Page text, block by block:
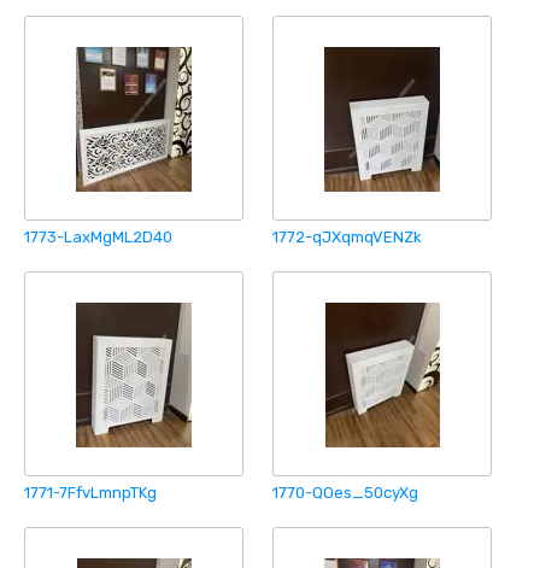
1773-LaxMgML2D40 1772-qJXqmqVENZk
1771-7FfvLmnpTKg 1770-QOes_50cyXg